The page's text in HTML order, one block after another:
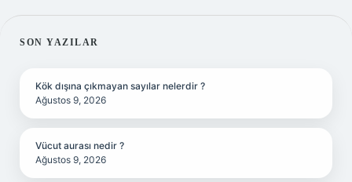
SIDEBAR
SON YAZILAR
Kök dışına çıkmayan sayılar nelerdir ?
Ağustos 9, 2026
Vücut aurası nedir ?
Ağustos 9, 2026